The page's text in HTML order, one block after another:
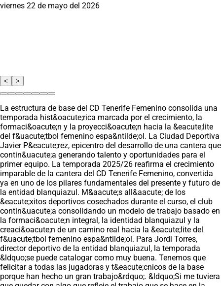
viernes 22 de mayo del 2026
< >
La estructura de base del CD Tenerife Femenino consolida una
temporada hist&oacute;rica marcada por el crecimiento, la
formaci&oacute;n y la proyecci&oacute;n hacia la &eacute;lite
del f&uacute;tbol femenino espa&ntilde;ol. La Ciudad Deportiva
Javier P&eacute;rez, epicentro del desarrollo de una cantera que
contin&uacute;a generando talento y oportunidades para el
primer equipo. La temporada 2025/26 reafirma el crecimiento
imparable de la cantera del CD Tenerife Femenino, convertida
ya en uno de los pilares fundamentales del presente y futuro de
la entidad blanquiazul. M&aacute;s all&aacute; de los
&eacute;xitos deportivos cosechados durante el curso, el club
contin&uacute;a consolidando un modelo de trabajo basado en
la formaci&oacute;n integral, la identidad blanquiazul y la
creaci&oacute;n de un camino real hacia la &eacute;lite del
f&uacute;tbol femenino espa&ntilde;ol. Para Jordi Torres,
director deportivo de la entidad blanquiazul, la temporada
&ldquo;se puede catalogar como muy buena. Tenemos que
felicitar a todas las jugadoras y t&eacute;cnicos de la base
porque han hecho un gran trabajo&rdquo;. &ldquo;Si me tuviera